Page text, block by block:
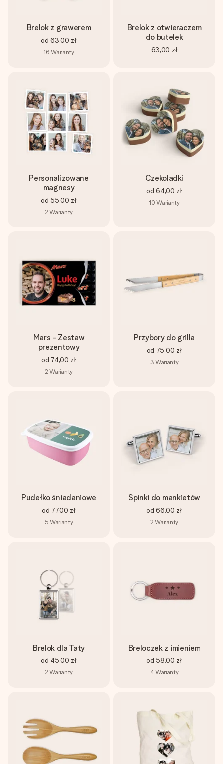
Brelok z grawerem
od 63,00 zł
16 Warianty
Brelok z otwieraczem
do butelek
63,00 zł
Personalizowane
magnesy
od 55,00 zł
2 Warianty
Czekoladki
od 64,00 zł
10 Warianty
Mars - Zestaw
prezentowy
od 74,00 zł
2 Warianty
Przybory do grilla
od 75,00 zł
3 Warianty
Pudełko śniadaniowe
od 77,00 zł
5 Warianty
Spinki do mankietów
od 66,00 zł
2 Warianty
Brelok dla Taty
od 45,00 zł
2 Warianty
Breloczek z imieniem
od 58,00 zł
4Warianty